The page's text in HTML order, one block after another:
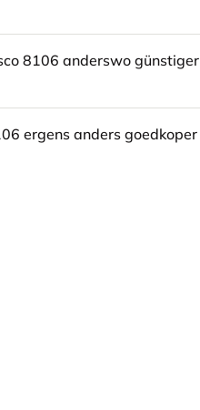
8106 anderswo günstiger
ergens anders goedkoper